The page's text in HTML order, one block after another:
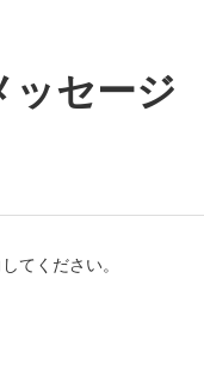
ッセージ
てください。